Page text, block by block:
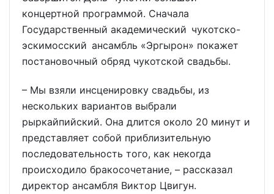
концертной программой. Сначала
Государственный академический чукотско-
эскимосский ансамбль «Эргырон» покажет
постановочный обряд чукотской свадьбы.
– Мы взяли инсценировку свадьбы, из
нескольких вариантов выбрали
рыркайпийский. Она длится около 20 минут и
представляет собой приблизительную
последовательность того, как некогда
происходило бракосочетание, – рассказал
директор ансамбля Виктор Цвигун.